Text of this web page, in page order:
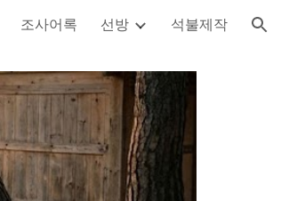
조사어록 선방 석불제작